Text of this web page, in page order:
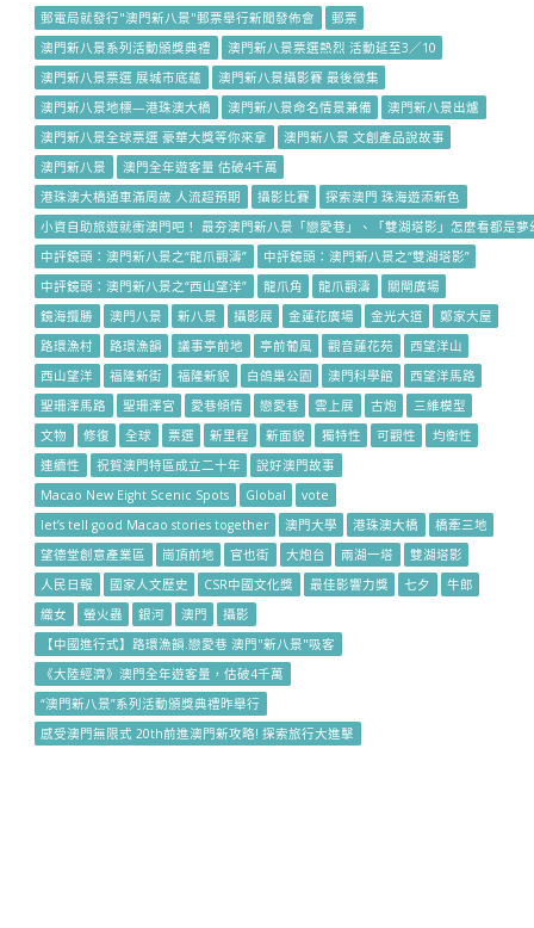
郵電局就發行"澳門新八景"郵票舉行新聞發佈會
郵票
澳門新八景系列活動頒獎典禮
澳門新八景票選熱烈 活動延至3／10
澳門新八景票選 展城市底蘊
澳門新八景攝影賽 最後徵集
澳門新八景地標—港珠澳大橋
澳門新八景命名情景兼備
澳門新八景出爐
澳門新八景全球票選 豪華大獎等你來拿
澳門新八景 文創產品說故事
澳門新八景
澳門全年遊客量 估破4千萬
港珠澳大橋通車滿周歲 人流超預期
攝影比賽
探索澳門 珠海遊添新色
小資自助旅遊就衝澳門吧！ 最夯澳門新八景「戀愛巷」、「雙湖塔影」怎麼看都是夢
中評鏡頭：澳門新八景之“龍爪觀濤”
中評鏡頭：澳門新八景之“雙湖塔影”
中評鏡頭：澳門新八景之“西山望洋”
龍爪角 龍爪觀濤
關閘廣場
鏡海攬勝
澳門八景 新八景 攝影展 金蓮花廣場 金光大道
鄭家大屋
路環漁村
路環漁韻 議事亭前地 亭前葡風 觀音蓮花苑
西望洋山
西山望洋
福隆新街 福隆新貌 白鴿巢公園 澳門科學館
西望洋馬路
聖珊澤馬路
聖珊澤宮 愛巷傾情 戀愛巷 雲上展 古炮
三維模型
文物
修復 全球 票選 新里程 新面貌 獨特性 可觀性
均衡性
連續性
祝賀澳門特區成立二十年
說好澳門故事
Macao New Eight Scenic Spots
Global
vote
let’s tell good Macao stories together
澳門大學 港珠澳大橋
橋牽三地
望德堂創意產業區
崗頂前地 官也街 大炮台 兩湖一塔
雙湖塔影
人民日報
國家人文歷史 CSR中國文化獎 最佳影響力獎 七夕
牛郎
織女
螢火蟲 銀河 澳門
攝影
【中國進行式】路環漁韻.戀愛巷 澳門"新八景"吸客
《大陸經濟》澳門全年遊客量，估破4千萬
“澳門新八景”系列活動頒獎典禮昨舉行
感受澳門無限式 20th前進澳門新攻略! 探索旅行大進擊